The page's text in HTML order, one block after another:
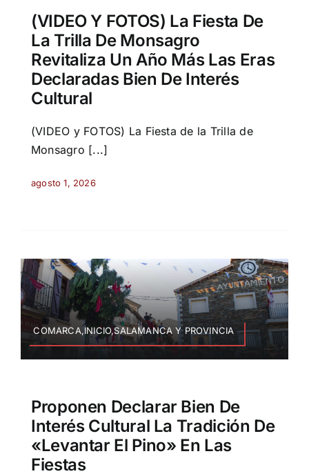
(VIDEO Y FOTOS) La Fiesta De
La Trilla De Monsagro
Revitaliza Un Año Más Las Eras
Declaradas Bien De Interés
Cultural
(VIDEO y FOTOS) La Fiesta de la Trilla de
Monsagro [...]
agosto 1, 2026
COMARCA,INICIO,SALAMANCA Y PROVINCIA
Proponen Declarar Bien De
Interés Cultural La Tradición De
«levantar El Pino» En Las
Fiestas